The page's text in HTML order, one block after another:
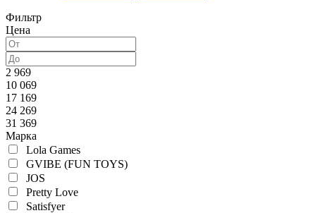
Фильтр
Цена
2 969
10 069
17 169
24 269
31 369
Марка
Lola Games
GVIBE (FUN TOYS)
JOS
Pretty Love
Satisfyer